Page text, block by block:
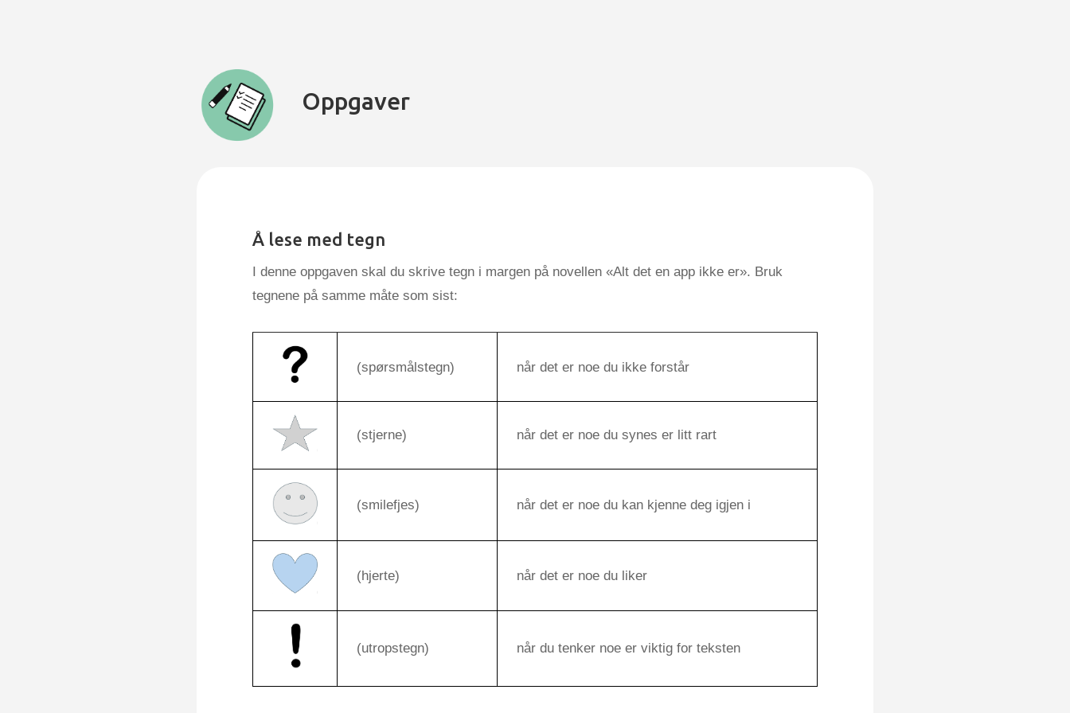
Oppgaver
Å lese med tegn
I denne oppgaven skal du skrive tegn i margen på novellen «Alt det en app ikke er». Bruk
tegnene på samme måte som sist:
(spørsmålstegn) når det er noe du ikke forstår
(stjerne) når det er noe du synes er litt rart
(smilefjes) når det er noe du kan kjenne deg igjen i
(hjerte) når det er noe du liker
(utropstegn) når du tenker noe er viktig for teksten